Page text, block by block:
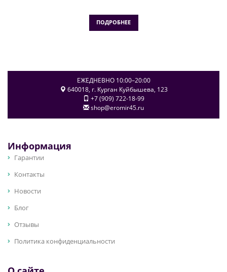
ПОДРОБНЕЕ
ЕЖЕДНЕВНО 10:00–20:00
640018, г. Курган Куйбышева, 123
+7 (909) 722-18-99
shop@eromir45.ru
Информация
Гарантии
Контакты
Новости
Блог
Отзывы
Политика конфиденциальности